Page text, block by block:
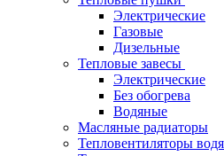
Электрические
Газовые
Дизельные
Тепловые завесы
Электрические
Без обогрева
Водяные
Масляные радиаторы
Тепловентиляторы